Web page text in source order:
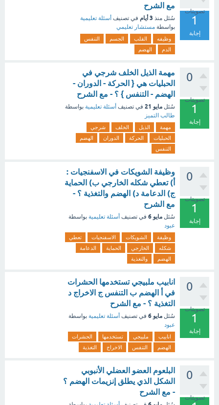
تصويتات
1
إجابة
مع الشرح
سُئل منذ 3 أيام في تصنيف أسئلة تعليمية
بواسطة مستشار تعليمي
وظيفه القلب الجسم
التنفس
الدم
الهضم
0
تصويتات
1
إجابة
مهمة الذيل الخلف شرجي في
الحبليات هي { الحركة - الدوران -
الهضم - التنفس } ؟ - مع الشرح
سُئل مايو 21 في تصنيف أسئلة تعليمية بواسطة
طالب التميز
مهمة الذيل الخلف
شرجي
الحبليات
الحركة الدوران
الهضم
التنفس
0
تصويتات
1
إجابة
وظيفة الشويكات في الاسفنجيات :
أ) تعطي شكله الخارجي ب) الحماية
ج) الدعامة د) الهضم والتغذية ؟ -
مع الشرح
سُئل مايو 6 في تصنيف أسئلة تعليمية بواسطة
عبود
وظيفة الشويكات الاسفنجيات
تعطي
شكله
الخارجي الحماية
الدعامة
الهضم
والتغذية
0
تصويتات
1
إجابة
انابيب ملبيجي تستخدمها الحشرات
في أ الهضم ب التنفس ج الاخراج د
التغذية ؟ - مع الشرح
سُئل مايو 6 في تصنيف أسئلة تعليمية بواسطة
عبود
انابيب ملبيجي تستخدمها
الحشرات
الهضم
التنفس الاخراج التغذية
0
تصويتات
البلعوم العضو العضلي الأنبوبي
الشكل الذي يطلق إنزيمات الهضم ؟
- مع الشرح